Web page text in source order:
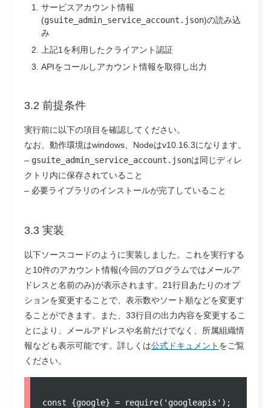
サービスアカウント情報
(gsuite_admin_service_account.json)の読み込
み
上記1を利用したクライアント認証
APIをコールしアカウント情報を取得し出力
3.2 前提条件
実行前に以下の項目を確認してください。
なお、動作環境はwindows、Nodeはv10.16.3になります。
– gsuite_admin_service_account.jsonは同じディレ
クトリ内に保存されていること
– 必要ライブラリのインストールが完了していること
3.3 実装
以下ソースコードのように実装しました。これを実行する
と10件のアカウント情報(今回のプログラムではメールア
ドレスと名前のみ)が表示されます。21行目あたりのオプ
ションを変更することで、表示数やソート順などを変更す
ることができます。また、33行目の出力内容を変更するこ
とにより、メールアドレスや名前だけでなく、所属組織情
報なども表示可能です。詳しくは公式ドキュメント をご覧
ください。
const {google} = require('googleapis');